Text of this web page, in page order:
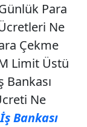
Para
Ne
Çekme
Limit Üstü
Bankası
Ne
Bankası